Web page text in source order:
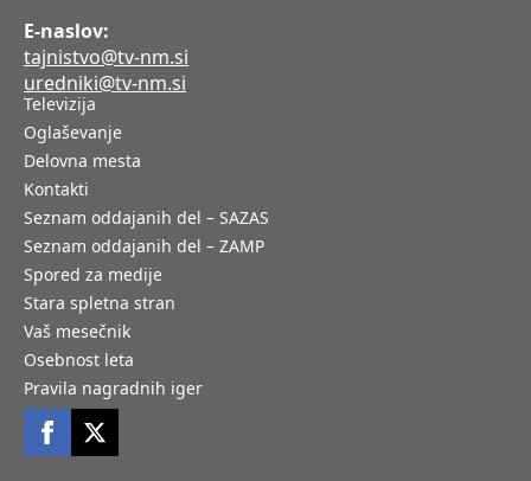
E-naslov:
tajnistvo@tv-nm.si
uredniki@tv-nm.si
Televizija
Oglaševanje
Delovna mesta
Kontakti
Seznam oddajanih del – SAZAS
Seznam oddajanih del – ZAMP
Spored za medije
Stara spletna stran
Vaš mesečnik
Osebnost leta
Pravila nagradnih iger